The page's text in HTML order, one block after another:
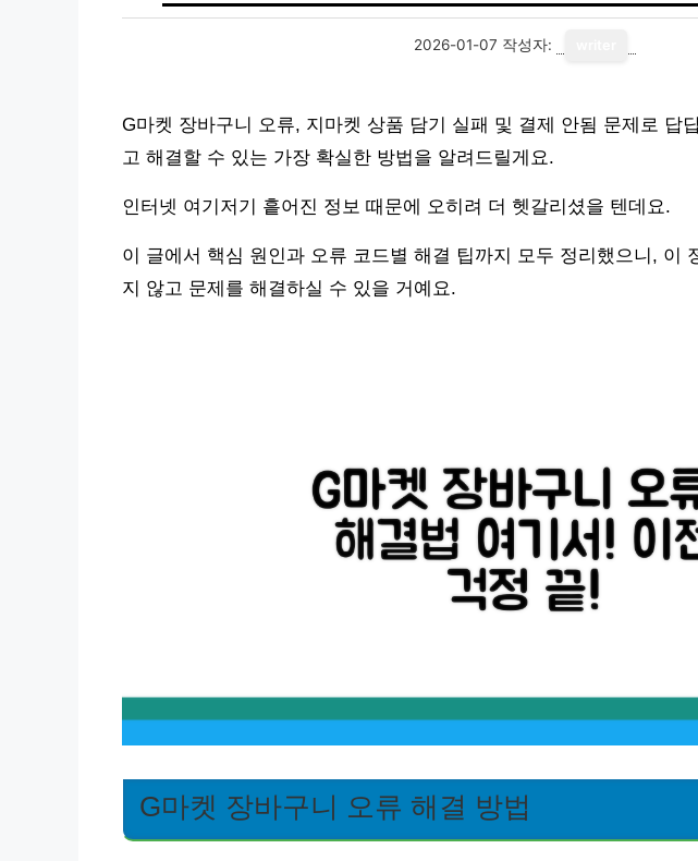
2026-01-07 작성자:
G마켓 장바구니 오류, 지마켓 상품 담기 실패 및 결제 안됨 문제로 답
고 해결할 수 있는 가장 확실한 방법을 알려드릴게요.
인터넷 여기저기 흩어진 정보 때문에 오히려 더 헷갈리셨을 텐데요.
이 글에서 핵심 원인과 오류 코드별 해결 팁까지 모두 정리했으니, 이
지 않고 문제를 해결하실 수 있을 거예요.
G마켓 장바구니 오류 해결 방법